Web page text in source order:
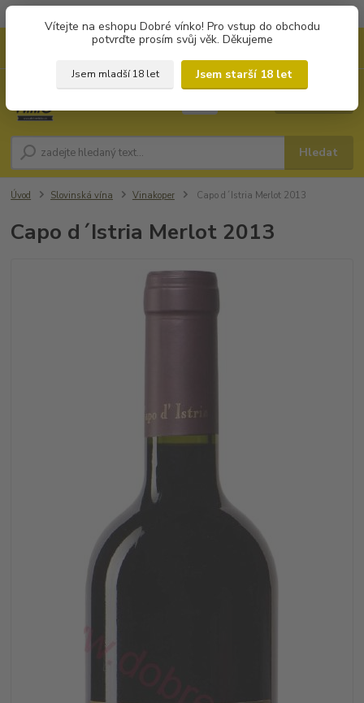
Vítejte na eshopu Dobré vínko! Pro vstup do obchodu
potvrďte prosím svůj věk. Děkujeme
Jsem mladší 18 let
Jsem starší 18 let
Hledat
Úvod Slovinská vína Vinakoper Capo d´Istria Merlot 2013
Capo d´Istria Merlot 2013